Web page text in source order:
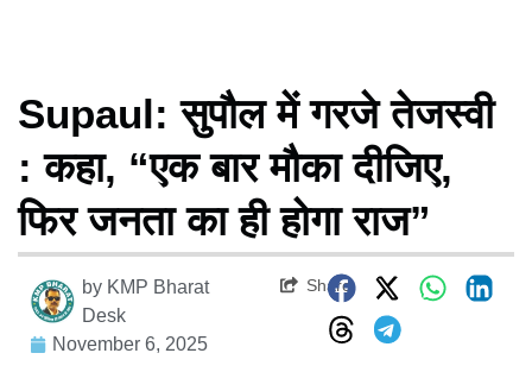
Supaul: सुपौल में गरजे तेजस्वी
: कहा, “एक बार मौका दीजिए,
फिर जनता का ही होगा राज”
by KMP Bharat
Desk
November 6, 2025
Share